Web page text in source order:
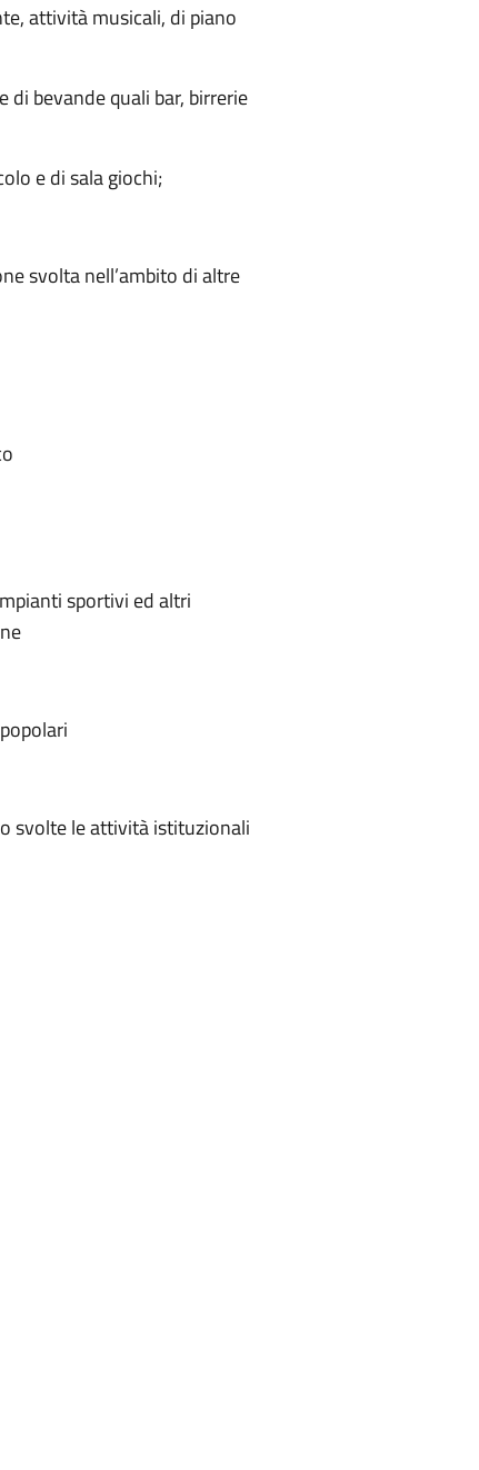
attività musicali, di piano
bevande quali bar, birrerie
e di sala giochi;
svolta nell’ambito di altre
sportivi ed altri
svolte le attività istituzionali